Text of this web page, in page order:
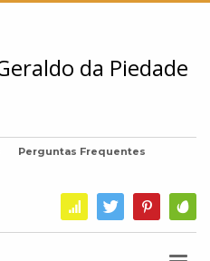
Perguntas Frequentes